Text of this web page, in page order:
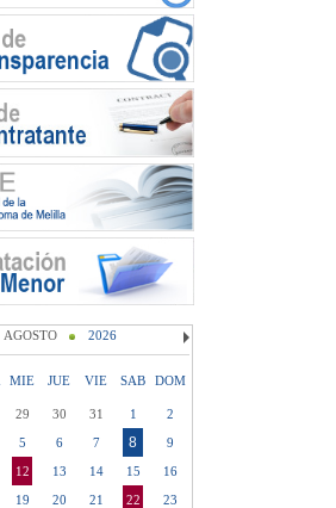
AGOSTO 2026
MIE JUE VIE SAB DOM
29 30 31 1
2
5 6 7 8
9
12 13 14 15
16
19 20 21 22
23